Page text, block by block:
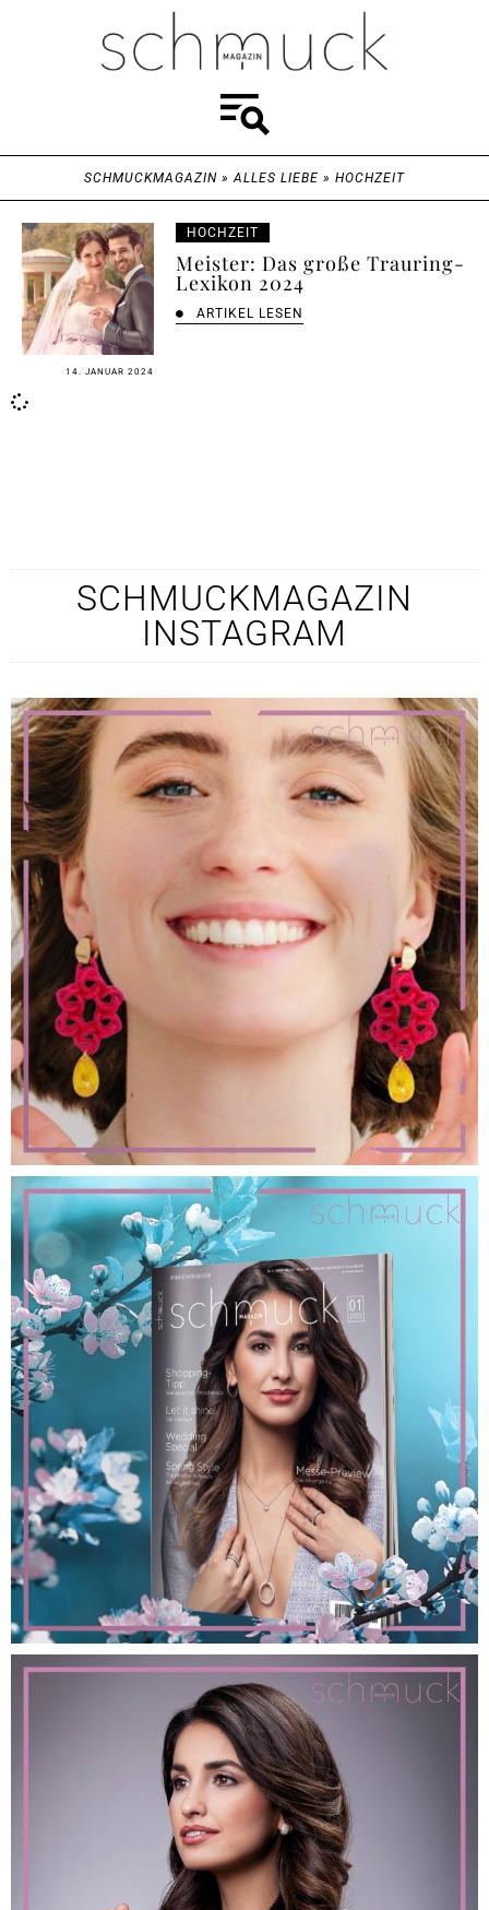
SCHMUCKMAGAZIN »ALLES LIEBE » HOCHZEIT
14. JANUAR 2024
HOCHZEIT
Meister: Das große Trauring-
Lexikon 2024
ARTIKEL LESEN
SCHMUCKMAGAZIN
INSTAGRAM